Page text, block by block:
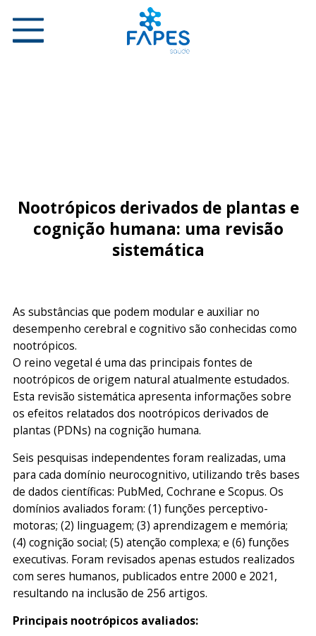
Nootrópicos derivados de plantas e
cognição humana: uma revisão
sistemática
As substâncias que podem modular e auxiliar no
desempenho cerebral e cognitivo são conhecidas como
nootrópicos.
O reino vegetal é uma das principais fontes de
nootrópicos de origem natural atualmente estudados.
Esta revisão sistemática apresenta informações sobre
os efeitos relatados dos nootrópicos derivados de
plantas (PDNs) na cognição humana.
Seis pesquisas independentes foram realizadas, uma
para cada domínio neurocognitivo, utilizando três bases
de dados científicas: PubMed, Cochrane e Scopus. Os
domínios avaliados foram: (1) funções perceptivo-
motoras; (2) linguagem; (3) aprendizagem e memória;
(4) cognição social; (5) atenção complexa; e (6) funções
executivas. Foram revisados apenas estudos realizados
com seres humanos, publicados entre 2000 e 2021,
resultando na inclusão de 256 artigos.
Principais nootrópicos avaliados: